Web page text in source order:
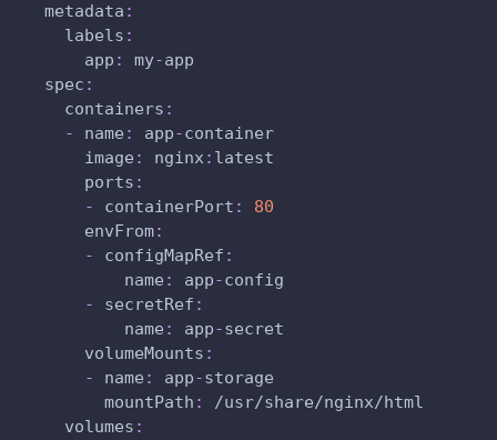
metadata :
labels :
app : my-app
spec :
containers :
-
name : app-container
image : nginx : latest
ports :
-
containerPort :
80
envFrom:
-
configMapRef :
name : app-config
-
secretRef :
name : app-secret
volumeMounts :
-
name : app-storage
mountPath :
/usr/share/nginx/html
volumes :